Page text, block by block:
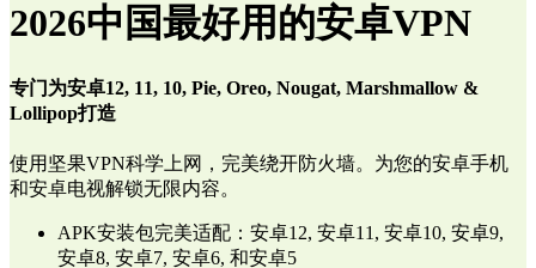
2026中国最好用的安卓VPN
专门为安卓12, 11, 10, Pie, Oreo, Nougat, Marshmallow &
Lollipop打造
使用坚果VPN科学上网，完美绕开防火墙。为您的安卓手机
和安卓电视解锁无限内容。
APK安装包完美适配：安卓12, 安卓11, 安卓10, 安卓9,
安卓8, 安卓7, 安卓6, 和安卓5